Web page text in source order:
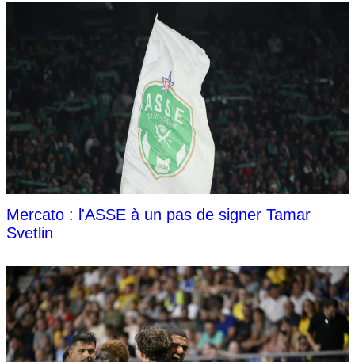
Mercato : l'ASSE à un pas de signer Tamar
Svetlin